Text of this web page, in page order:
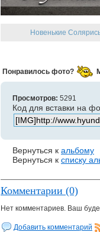
Новенькие
Понравилось фото?
Просмотров: 5291
Код для вставки на
Вернуться к альбому
Вернуться к списку
Комментарии (0)
Нет комментариев. Ваш
Добавить комментарий